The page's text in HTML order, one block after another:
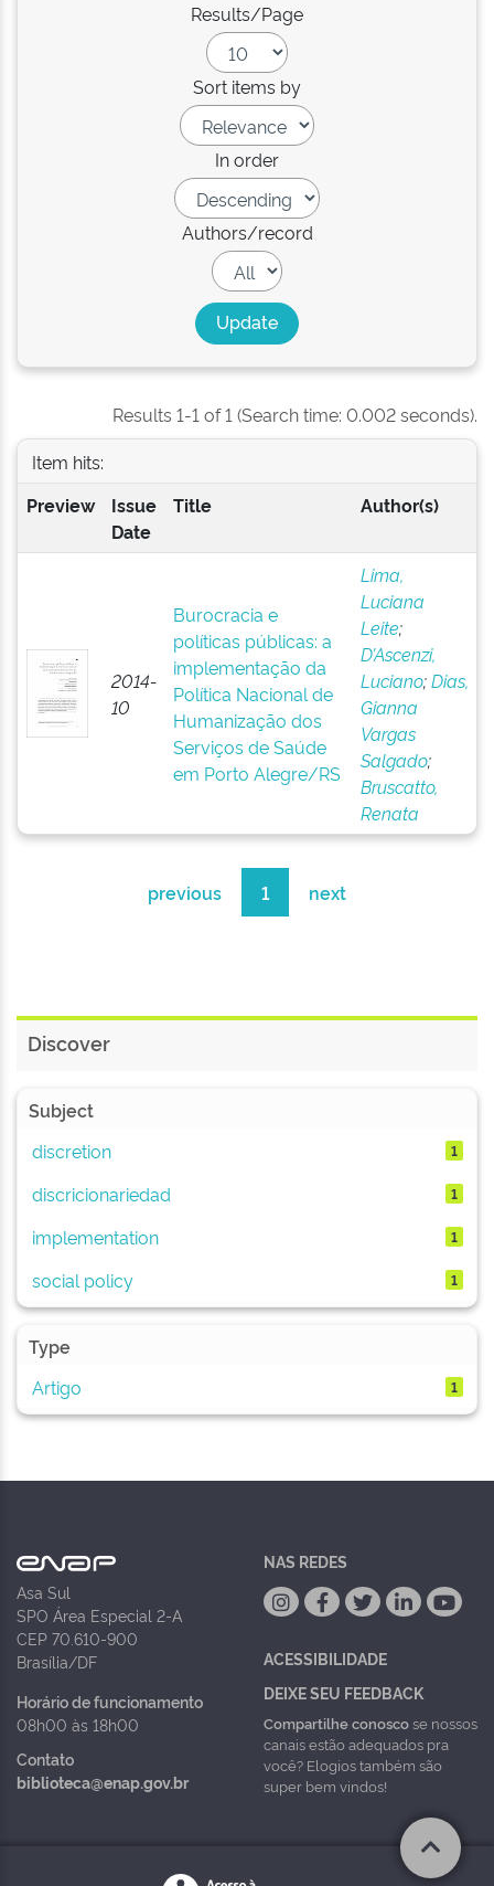
Results/Page
Sort items by
In order
Authors/record
Results 1-1 of 1 (Search time: 0.002 seconds).
Item hits:
Preview
Issue
Date
Title Author(s)
2014-
10
Burocracia e
políticas públicas: a
implementação da
Política Nacional de
Humanização dos
Serviços de Saúde
em Porto Alegre/RS
Lima,
Luciana
Leite;
D’Ascenzi,
Luciano;Dias,
Gianna
Vargas
Salgado;
Bruscatto,
Renata
previous 1 next
Discover
Subject
discretion
1
discricionariedad 1
implementation 1
social policy 1
Type
Artigo
1
Asa Sul
SPO Área Especial 2-A
CEP 70.610-900
Brasília/DF
Horário de funcionamento
08h00 às 18h00
Contato
biblioteca@enap.gov.br
NAS REDES
ACESSIBILIDADE
DEIXE SEU FEEDBACK
Compartilhe conoscose nossos
canais estão adequados pra
você? Elogios também são
super bem vindos!